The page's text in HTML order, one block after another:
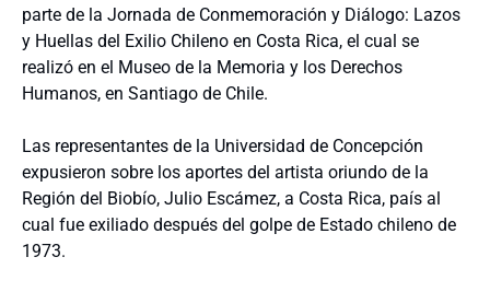
parte de la Jornada de Conmemoración y Diálogo: Lazos
y Huellas del Exilio Chileno en Costa Rica, el cual se
realizó en el Museo de la Memoria y los Derechos
Humanos, en Santiago de Chile.
Las representantes de la Universidad de Concepción
expusieron sobre los aportes del artista oriundo de la
Región del Biobío, Julio Escámez, a Costa Rica, país al
cual fue exiliado después del golpe de Estado chileno de
1973.